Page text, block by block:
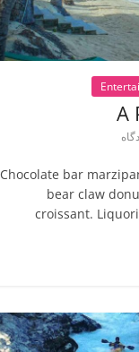
A
Chocolate bar
bear claw
croissant.